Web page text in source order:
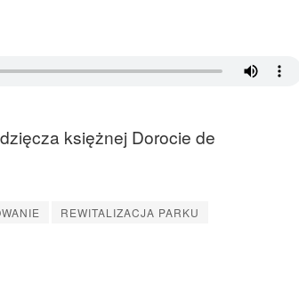
księżnej Dorocie de
REWITALIZACJA PARKU